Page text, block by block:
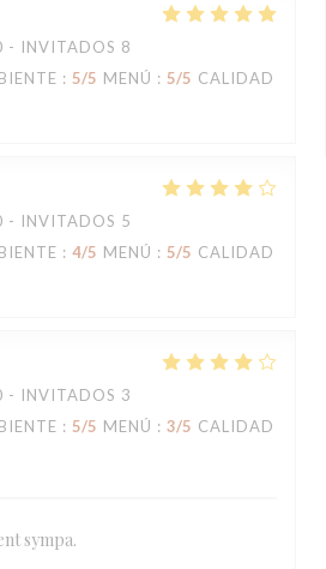
- INVITADOS 8
: 5/5 MENÚ : 5/5 CALIDAD
- INVITADOS 5
: 4/5 MENÚ : 5/5 CALIDAD
- INVITADOS 3
: 5/5 MENÚ : 3/5 CALIDAD
sympa.